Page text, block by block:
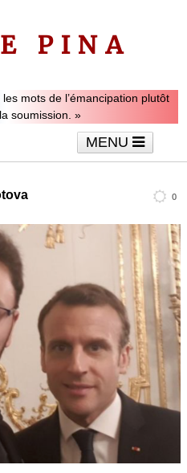
PINA
mots de l’émancipation plutôt
soumission. »
MENU
Articles 0